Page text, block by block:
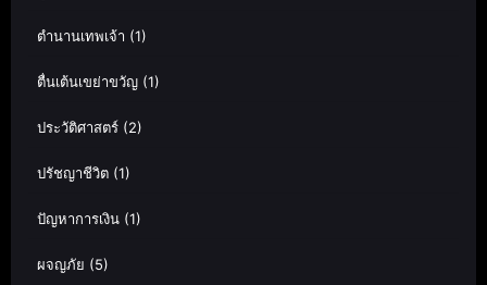
ตำนานเทพเจ้า (1)
ตื่นเต้นเขย่าขวัญ (1)
ประวัติศาสตร์ (2)
ปรัชญาชีวิต (1)
ปัญหาการเงิน (1)
ผจญภัย (5)